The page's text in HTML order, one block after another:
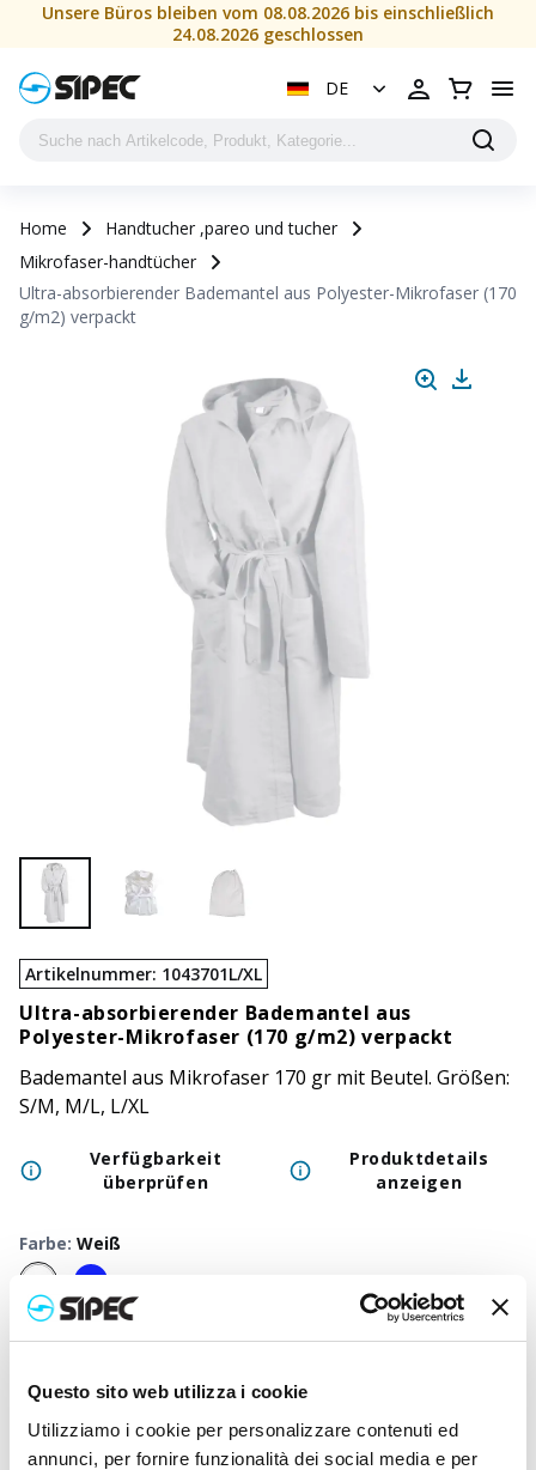
Questo sito web utilizza i cookie
Utilizziamo i cookie per personalizzare contenuti ed
annunci, per fornire funzionalità dei social media e per
Unsere Büros bleiben vom 08.08.2026 bis einschließlich
24.08.2026 geschlossen
DE
Home
Handtucher ,pareo und tucher
Mikrofaser-handtücher
Ultra-absorbierender Bademantel aus Polyester-Mikrofaser (170
g/m2) verpackt
Artikelnummer: 1043701L/XL
Ultra-absorbierender Bademantel aus
Polyester-Mikrofaser (170 g/m2) verpackt
Bademantel aus Mikrofaser 170 gr mit Beutel. Größen:
S/M, M/L, L/XL
Verfügbarkeit
überprüfen
Produktdetails
anzeigen
Farbe: Weiß
50+ 100+ 250+ 500+ 1000+
Druckpreis
27,215€ 27,078€ 26,950